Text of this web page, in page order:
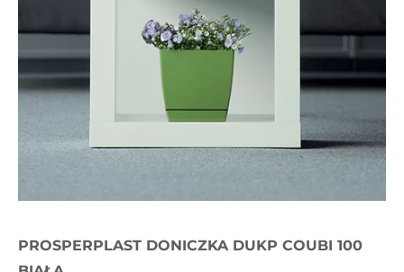
PROSPERPLAST DONICZKA DUKP COUBI 100